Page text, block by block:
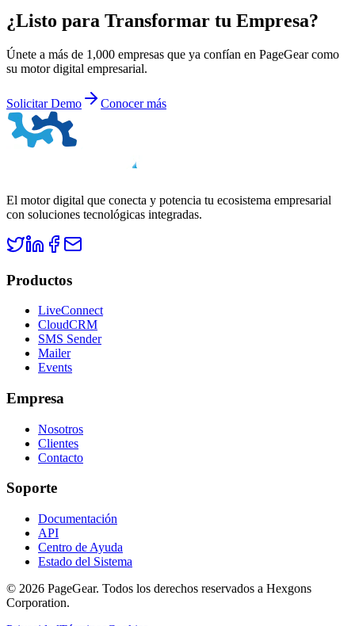
¿Listo para Transformar tu Empresa?
Únete a más de 1,000 empresas que ya confían en PageGear como
su motor digital empresarial.
Solicitar Demo Conocer más
El motor digital que conecta y potencia tu ecosistema empresarial
con soluciones tecnológicas integradas.
Productos
LiveConnect
CloudCRM
SMS Sender
Mailer
Events
Empresa
Nosotros
Clientes
Contacto
Soporte
Documentación
API
Centro de Ayuda
Estado del Sistema
© 2026 PageGear. Todos los derechos reservados a Hexgons
Corporation.